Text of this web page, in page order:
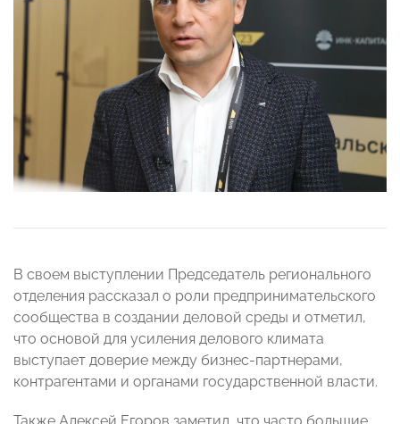
В своем выступлении Председатель регионального
отделения рассказал о роли предпринимательского
сообщества в создании деловой среды и отметил,
что основой для усиления делового климата
выступает доверие между бизнес-партнерами,
контрагентами и органами государственной власти.